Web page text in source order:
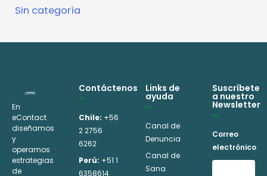
Sin categoría
En
eContact
diseñamos
y
operamos
estrategias
de
Contáctenos
Chile: +56
2 2756
6262
Perú: +51 1
6358614
Links de
ayuda
Canal de
Denuncia
Canal de
Sana
Suscríbete
a nuestro
Newsletter
Correo
electrónico